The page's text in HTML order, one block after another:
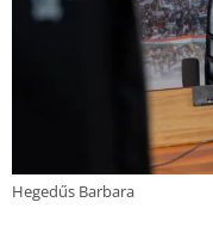
Hegedűs Barbara